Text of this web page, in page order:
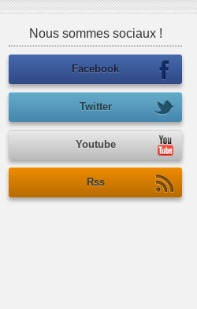
Nous sommes sociaux !
Facebook
Twitter
Youtube
Rss